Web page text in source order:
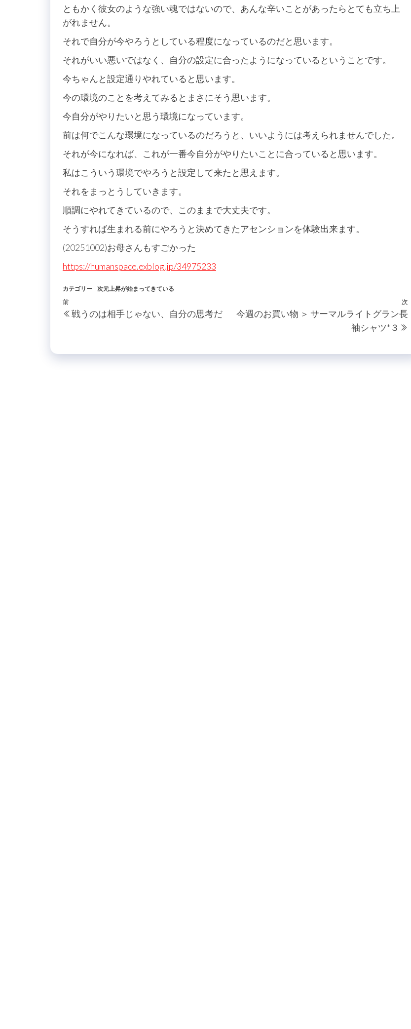
ともかく彼女のような強い魂ではないので、あんな辛いことがあったらとても立ち上
がれません。
それで自分が今やろうとしている程度になっているのだと思います。
それがいい悪いではなく、自分の設定に合ったようになっているということです。
今ちゃんと設定通りやれていると思います。
今の環境のことを考えてみるとまさにそう思います。
今自分がやりたいと思う環境になっています。
前は何でこんな環境になっているのだろうと、いいようには考えられませんでした。
それが今になれば、これが一番今自分がやりたいことに合っていると思います。
私はこういう環境でやろうと設定して来たと思えます。
それをまっとうしていきます。
順調にやれてきているので、このままで大丈夫です。
そうすれば生まれる前にやろうと決めてきたアセンションを体験出来ます。
(20251002)お母さんもすごかった
https://humanspace.exblog.jp/34975233
カテゴリー 次元上昇が始まってきている
投
稿
ビ
過
去
前
戦うのは相手じゃない、自分の思考だ
次
の
次
今週のお買い物 ＞ サーマルライトグラン長
袖シャツ*３